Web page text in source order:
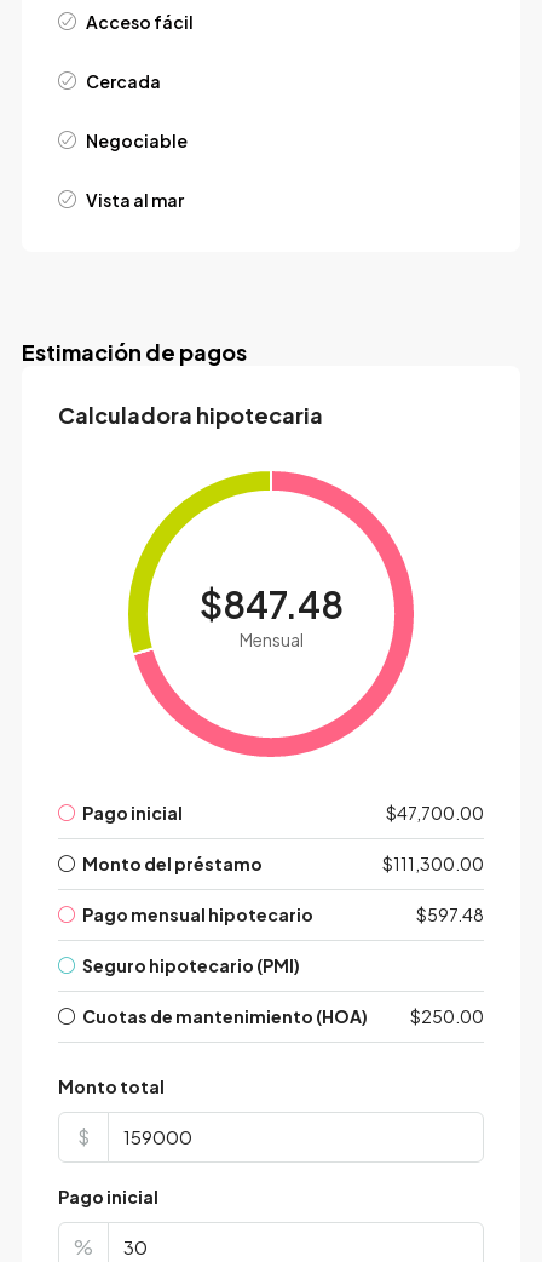
Acceso fácil
Cercada
Negociable
Vista al mar
Estimación de pagos
Calculadora hipotecaria
$847.48
Mensual
Pago inicial $47,700.00
Monto del préstamo $111,300.00
Pago mensual hipotecario $597.48
Seguro hipotecario (PMI)
Cuotas de mantenimiento (HOA) $250.00
Monto total
$
Pago inicial
%